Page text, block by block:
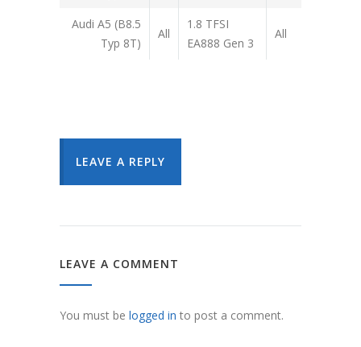
Audi A5 (B8.5
Typ 8T)
All
1.8 TFSI
EA888 Gen 3
All
LEAVE A REPLY
LEAVE A COMMENT
You must be logged in to post a comment.